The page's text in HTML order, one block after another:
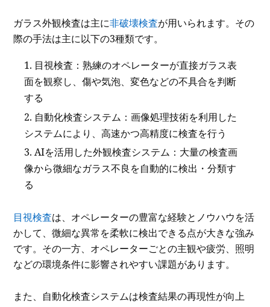
ガラス外観検査は主に非破壊検査が用いられます。その
際の手法は主に以下の3種類です。
目視検査：熟練のオペレーターが直接ガラス表
面を観察し、傷や気泡、変色などの不具合を判断
する
自動化検査システム：画像処理技術を利用した
システムにより、高速かつ高精度に検査を行う
AIを活用した外観検査システム：大量の検査画
像から微細なガラス不良を自動的に検出・分類す
る
目視検査は、オペレーターの豊富な経験とノウハウを活
かして、微細な異常を柔軟に検出できる点が大きな強み
です。その一方、オペレーターごとの主観や疲労、照明
などの環境条件に影響されやすい課題があります。
また、自動化検査システムは検査結果の再現性が向上